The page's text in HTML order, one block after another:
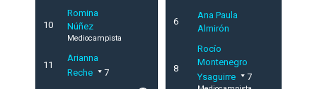
10
Romina
Núñez
Mediocampista
11
Arianna
Reche
7
6
Ana Paula
Almirón
8
Rocío
Montenegro
Ysaguirre
7